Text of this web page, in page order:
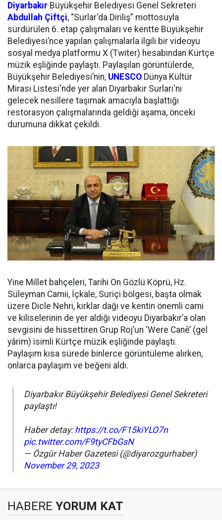
Diyarbakır Büyükşehir Belediyesi Genel Sekreteri
Abdullah Çiftçi, “Surlar'da Diriliş” mottosuyla
sürdürülen 6. etap çalışmaları ve kentte Büyükşehir
Belediyesi’nce yapılan çalışmalarla ilgili bir videoyu
sosyal medya platformu X (Twiter) hesabından Kürtçe
müzik eşliğinde paylaştı. Paylaşılan görüntülerde,
Büyükşehir Belediyesi’nin, UNESCO Dünya Kültür
Mirası Listesi'nde yer alan Diyarbakır Surları'nı
gelecek nesillere taşımak amacıyla başlattığı
restorasyon çalışmalarında geldiği aşama, önceki
durumuna dikkat çekildi.
Yine Millet bahçeleri, Tarihi On Gözlü Köprü, Hz.
Süleyman Camii, İçkale, Suriçi bölgesi, başta olmak
üzere Dicle Nehri, kırklar dağı ve kentin önemli cami
ve kiliselerinin de yer aldığı videoyu Diyarbakır’a olan
sevgisini de hissettiren Grup Roj’un ‘Were Canê’ (gel
yârim) isimli Kürtçe müzik eşliğinde paylaştı.
Paylaşım kısa sürede binlerce görüntüleme alırken,
onlarca paylaşım ve beğeni aldı.
Diyarbakır Büyükşehir Belediyesi Genel Sekreteri
paylaştı!
Haber detay:https://t.co/F15kiYLO7n
pic.twitter.com/F9tyCFbGsN
— Özgür Haber Gazetesi (@diyarozgurhaber)
November 29, 2023
HABERE YORUM KAT